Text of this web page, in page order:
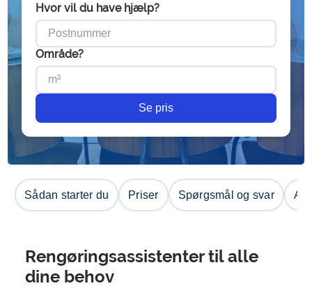
Hvor vil du have hjælp?
Område?
Se pris
Sådan starter du Priser Spørgsmål og svar
Rengøringsassistenter til alle
dine behov